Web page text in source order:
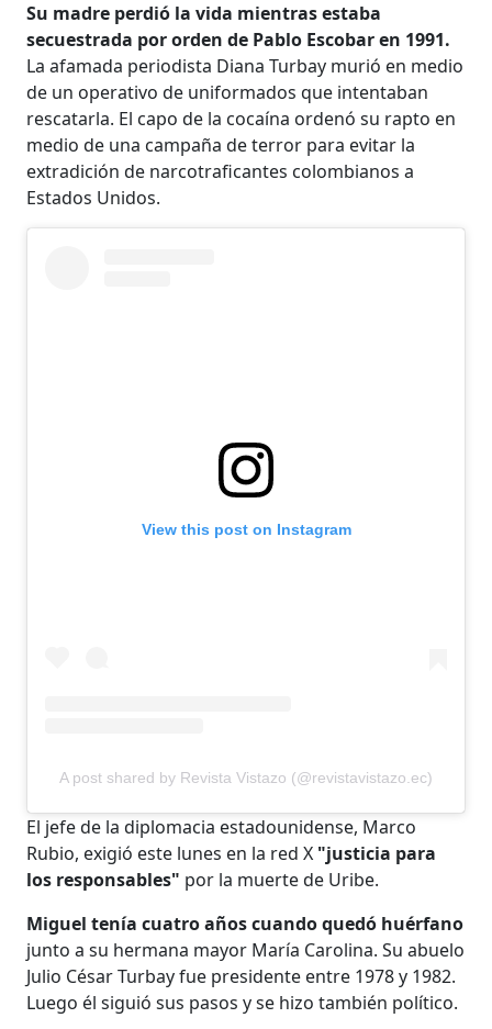
Su madre perdió la vida mientras estaba
secuestrada por orden de Pablo Escobar en 1991.
La afamada periodista Diana Turbay murió en medio
de un operativo de uniformados que intentaban
rescatarla. El capo de la cocaína ordenó su rapto en
medio de una campaña de terror para evitar la
extradición de narcotraficantes colombianos a
Estados Unidos.
View this post on Instagram
A post shared by Revista Vistazo (@revistavistazo.ec)
El jefe de la diplomacia estadounidense, Marco
Rubio, exigió este lunes en la red X "justicia para
los responsables" por la muerte de Uribe.
Miguel tenía cuatro años cuando quedó huérfano
junto a su hermana mayor María Carolina. Su abuelo
Julio César Turbay fue presidente entre 1978 y 1982.
Luego él siguió sus pasos y se hizo también político.